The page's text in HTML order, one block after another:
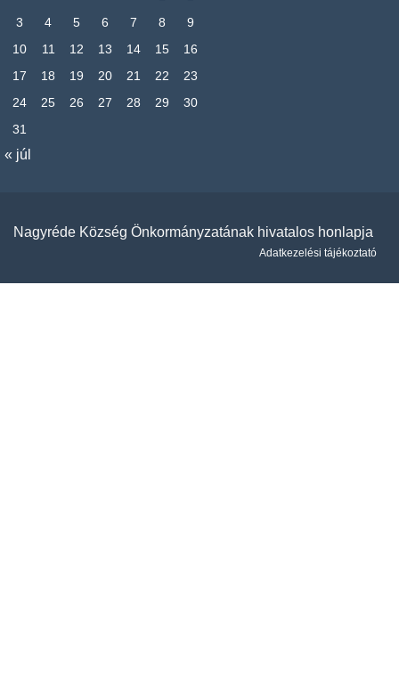
3
4 5 6 7 8
9
10
11 12 13 14 15
16
17
18 19 20 21 22
23
24
25 26 27 28 29
30
31
« júl
Nagyréde Község Önkormányzatának hivatalos honlapja
Adatkezelési tájékoztató